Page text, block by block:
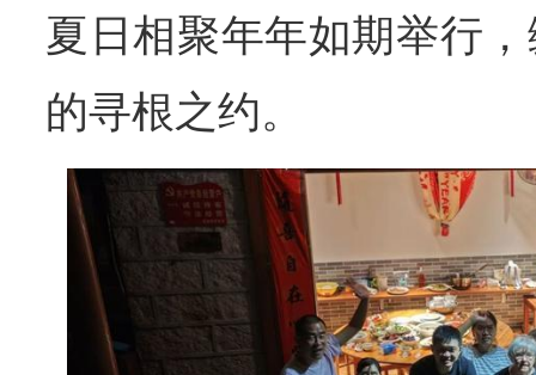
夏日相聚年年如期举行
的寻根之约。